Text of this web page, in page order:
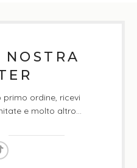
primo ordine, ricevi
e molto altro...